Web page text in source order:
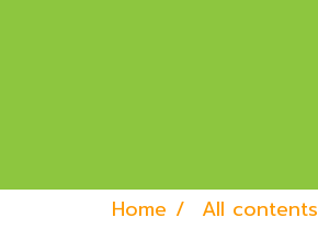
Home
All contents